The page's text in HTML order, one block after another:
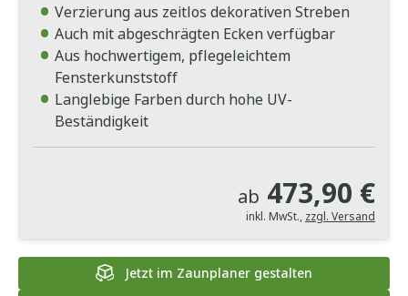
Verzierung aus zeitlos dekorativen Streben
Auch mit abgeschrägten Ecken verfügbar
Aus hochwertigem, pflegeleichtem
Fensterkunststoff
Langlebige Farben durch hohe UV-
Beständigkeit
ab 473,90 €
inkl. MwSt., zzgl. Versand
Jetzt im Zaunplaner gestalten